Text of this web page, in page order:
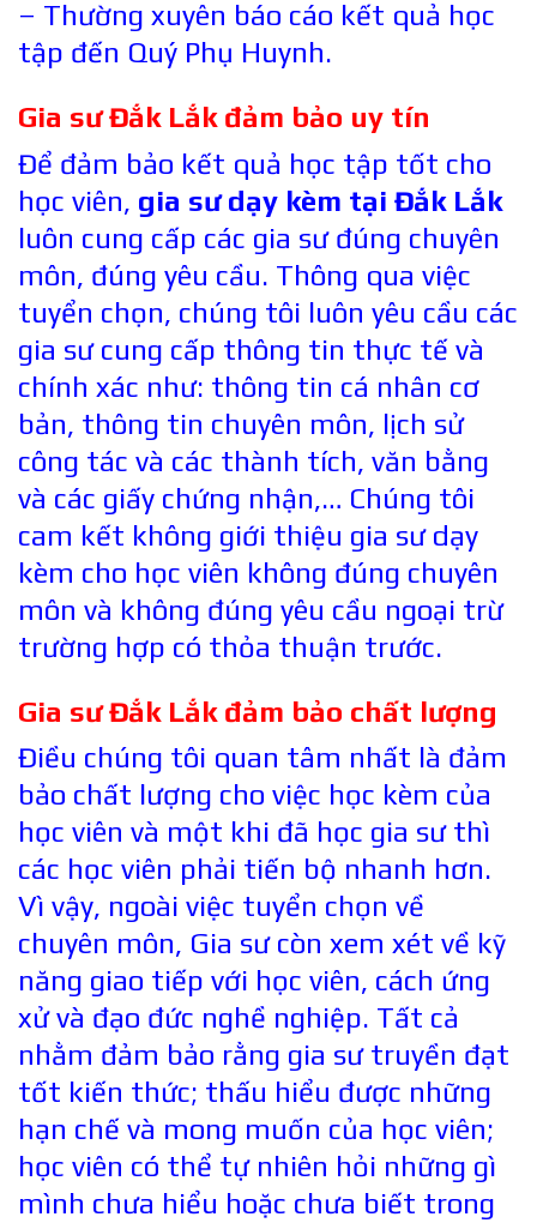
– Thường xuyên báo cáo kết quả học
tập đến Quý Phụ Huynh.
Gia sư Đắk Lắk đảm bảo uy tín
Để đảm bảo kết quả học tập tốt cho
học viên, gia sư dạy kèm tại Đắk Lắk
luôn cung cấp các gia sư đúng chuyên
môn, đúng yêu cầu. Thông qua việc
tuyển chọn, chúng tôi luôn yêu cầu các
gia sư cung cấp thông tin thực tế và
chính xác như: thông tin cá nhân cơ
bản, thông tin chuyên môn, lịch sử
công tác và các thành tích, văn bằng
và các giấy chứng nhận,… Chúng tôi
cam kết không giới thiệu gia sư dạy
kèm cho học viên không đúng chuyên
môn và không đúng yêu cầu ngoại trừ
trường hợp có thỏa thuận trước.
Gia sư Đắk Lắk đảm bảo chất lượng
Điều chúng tôi quan tâm nhất là đảm
bảo chất lượng cho việc học kèm của
học viên và một khi đã học gia sư thì
các học viên phải tiến bộ nhanh hơn.
Vì vậy, ngoài việc tuyển chọn về
chuyên môn, Gia sư còn xem xét về kỹ
năng giao tiếp với học viên, cách ứng
xử và đạo đức nghề nghiệp. Tất cả
nhằm đảm bảo rằng gia sư truyền đạt
tốt kiến thức; thấu hiểu được những
hạn chế và mong muốn của học viên;
học viên có thể tự nhiên hỏi những gì
mình chưa hiểu hoặc chưa biết trong